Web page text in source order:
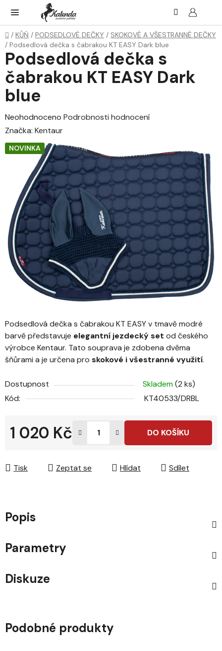
obsah
Domů
/ KŮŇ / PODSEDLOVÉ DEČKY / SKOKOVÉ A VŠESTRANNÉ DEČKY
/ Podsedlová dečka s čabrakou KT EASY Dark blue
Podsedlová dečka s čabrakou KT EASY v tmavě modré
barvě představuje elegantní jezdecký set od českého
výrobce Kentaur. Tato souprava je zdobena dvěma
šňůrami a je určena pro skokové i všestranné využití.
Dostupnost Skladem(2 ks)
Kód:
KT40533/DRBL
1 020 Kč DO KOŠÍKU
Tisk Zeptat se Hlídat Sdílet
Podsedlová dečka s
čabrakou KT EASY Dark
blue
Průměrné
hodnocení
produktu
je
hvězdiček.
Neohodnoceno Podrobnosti hodnocení
Značka: Kentaur
NOVINKA
Popis
Parametry
Diskuze
Podobné produkty